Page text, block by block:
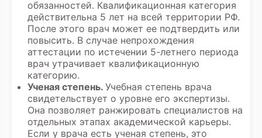
обязанностей. Квалификационная категория
действительна 5 лет на всей территории РФ.
После этого врач может ее подтвердить или
повысить. В случае непрохождения
аттестации по истечении 5-летнего периода
врач утрачивает квалификационную
категорию.
Ученая степень. Учебная степень врача
свидетельствует о уровне его экспертизы.
Она позволяет ранжировать специалистов на
отдельных этапах академической карьеры.
Если у врача есть ученая степень, это